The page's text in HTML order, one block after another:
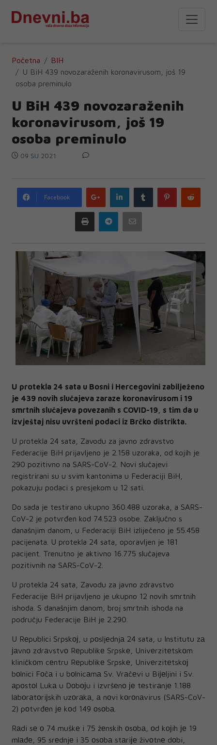
Početna
BIH
U BiH 439 novozaraženih koronavirusom, još 19
osoba preminulo
U BiH 439 novozaraženih
koronavirusom, još 19
osoba preminulo
09 SIJ 2021
Facebook
Google
plus
LinkedIn Tumblr Pinterest
Print Telegram
U protekla 24 sata u Bosni i Hercegovini zabilježeno
je 439 novih slučajeva zaraze koronavirusom i 19
smrtnih slučajeva povezanih s COVID-19, s tim da u
izvještaj nisu uvršteni podaci iz Brčko distrikta.
U protekla 24 sata, Zavodu za javno zdravstvo
Federacije BiH prijavljeno je 2.158 uzoraka, od kojih je
290 pozitivno na SARS-CoV-2. Novi slučajevi
registrirani su u svim kantonima u Federaciji BiH,
pokazuju podaci s presjekom u 12 sati.
Do sada je testirano ukupno 360.488 uzoraka, a SARS-
CoV-2 je potvrđen kod 74.523 osobe. Zaključno s
današnjim danom, u Federaciji BiH izliječeno je 55.458
pacijenata. U protekla 24 sata, oporavljen je 181
pacijent. Trenutno je aktivno 16.775 slučajeva
pozitivnih na SARS-CoV-2.
U protekla 24 sata, Zavodu za javno zdravstvo
Federacije BiH prijavljeno je ukupno 12 novih smrtnih
ishoda. S današnjim danom, broj smrtnih ishoda na
području Federacije BiH je 2.290.
U Rеpublici Srpskој, u pоsljеdnjа 24 sata, u Institutu zа
јаvnо zdrаvstvо Rеpublikе Srpskе, Univеrzitеtskоm
kliničkоm cеntru Rеpublikе Srpskе, Univеrzitеtskој
bоlnici Fоčа i u bоlnicаmа Sv. Vrаčеvi u Biјеljini i Sv.
аpоstоl Lukа u Dоbојu i izvršеnо је tеstirаnjе 1.188
lаbоrаtоriјskih uzоrаkа, а nоvi kоrоnаvirus (SARS-CoV-
2) pоtvrđеn је kоd 149 оsоbа.
Rаdi sе о 74 muškе i 75 žеnskih оsоbа, оd kојih је 19
mlаđе, 95 srеdnjе i 35 оsоbа stаriје živоtnе dоbi,